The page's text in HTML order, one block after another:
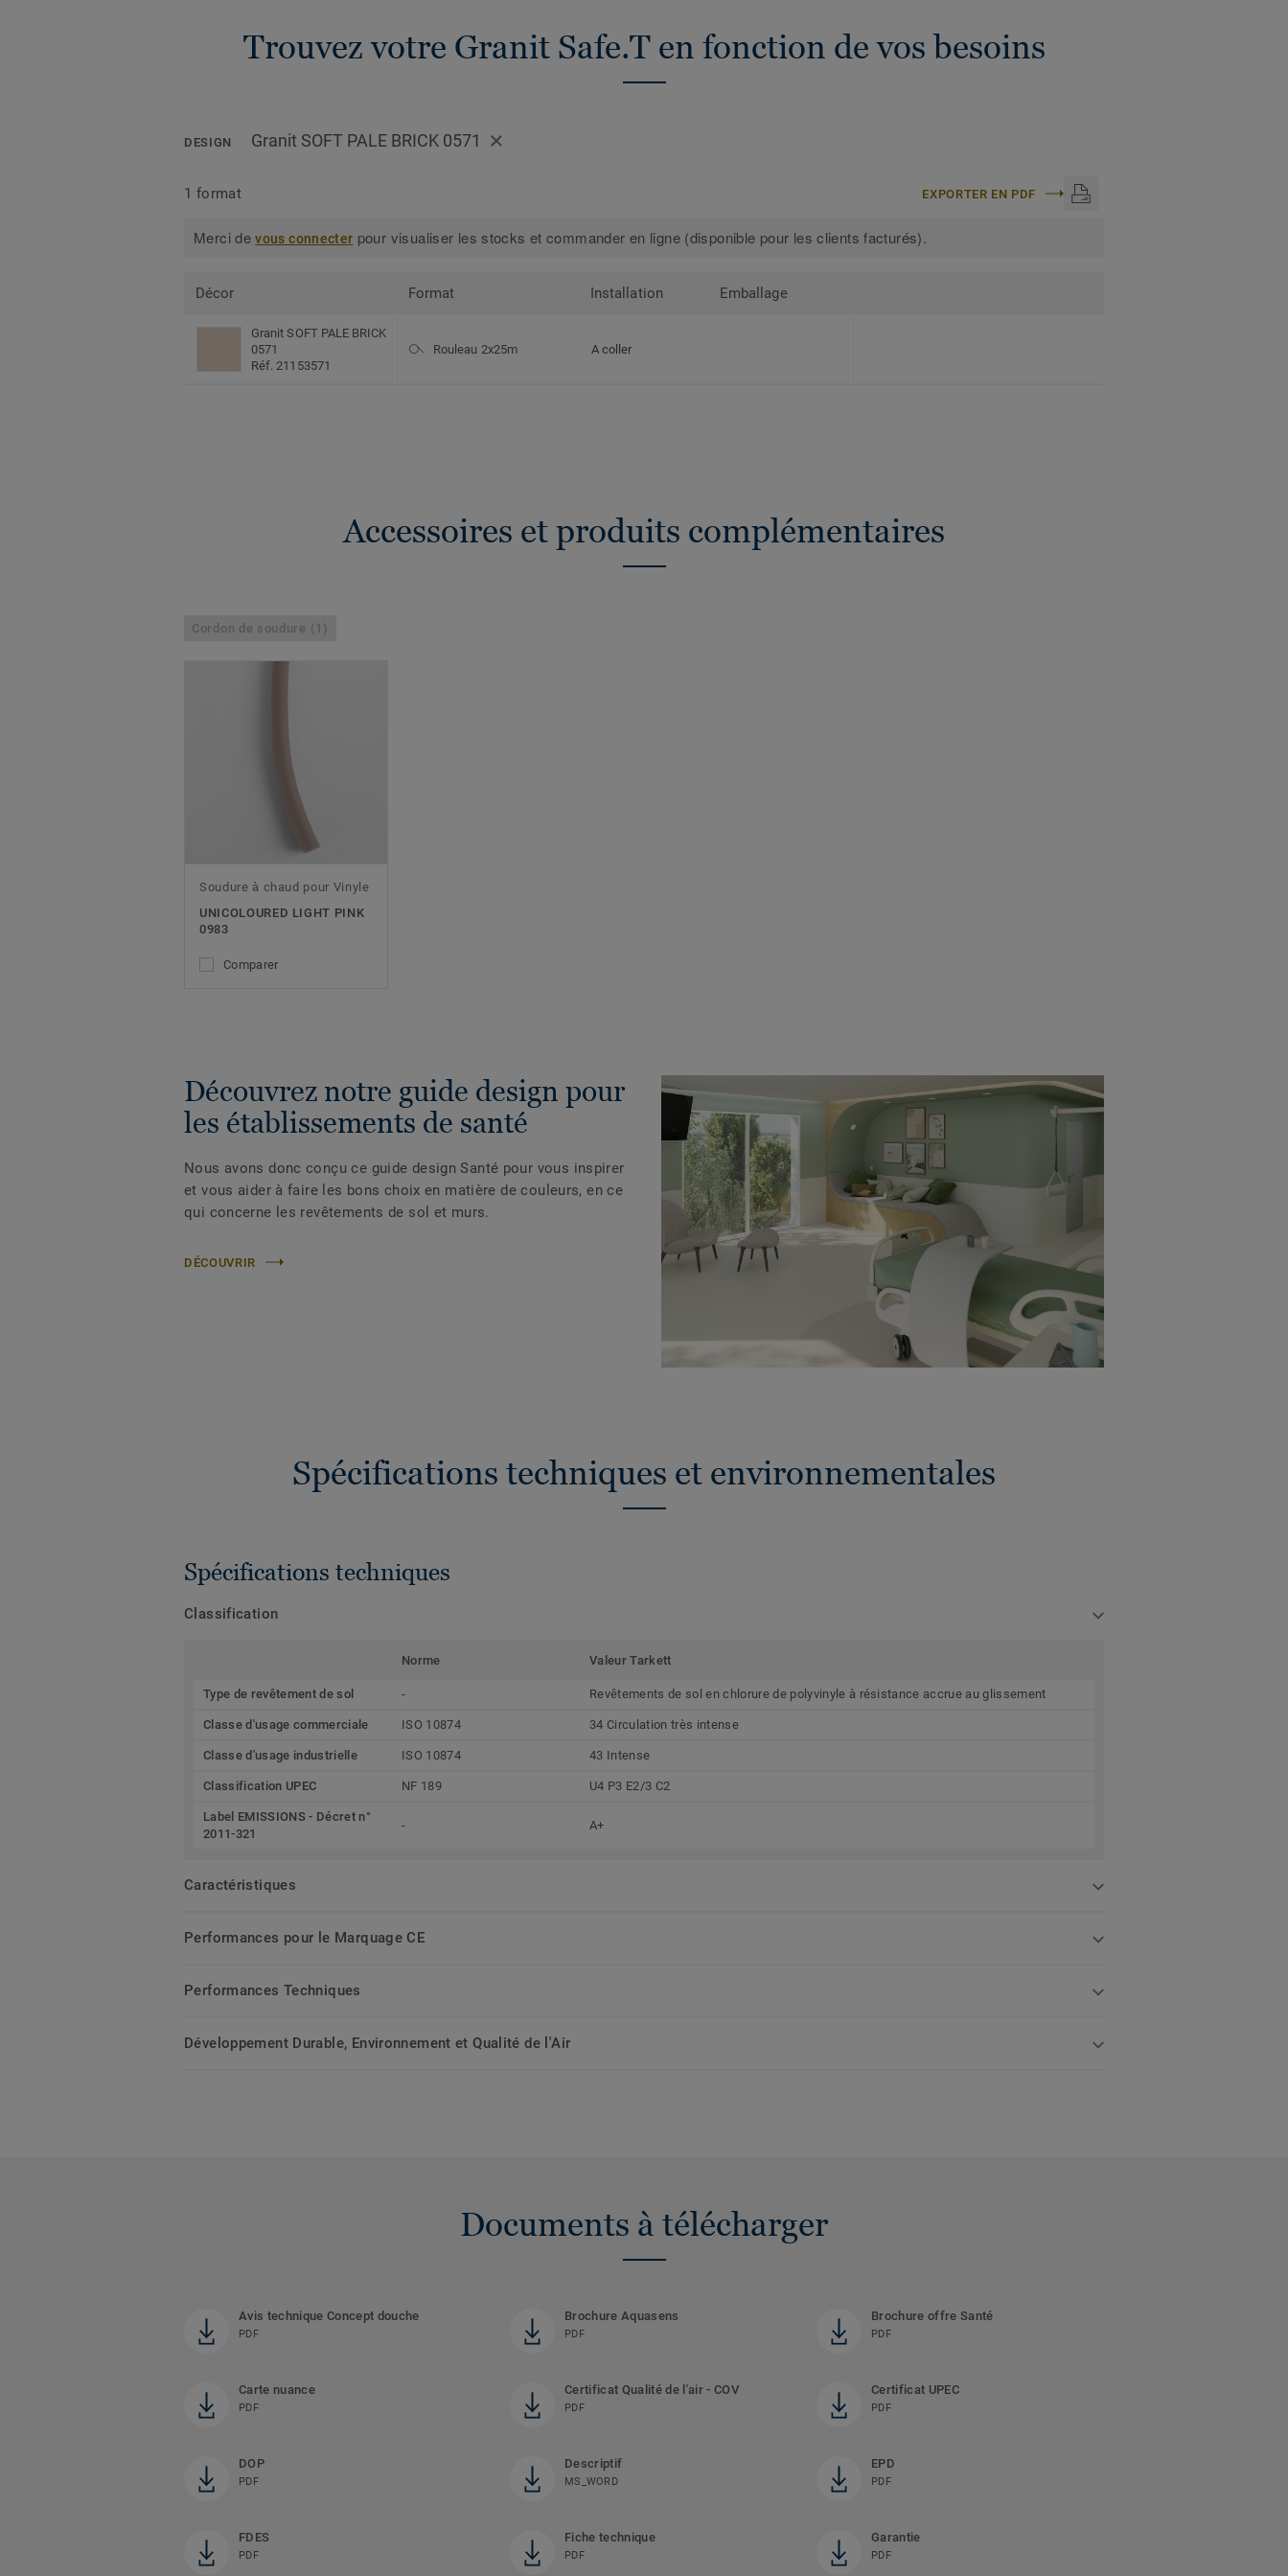
Trouvez votre Granit Safe.T en fonction de vos besoins
DESIGN Granit SOFT PALE BRICK 0571
1 format EXPORTER EN PDF
Merci devous connecter pour visualiser les stocks et commander en ligne (disponible pour les clients facturés).
Décor Format Installation Emballage
Granit SOFT PALE BRICK
0571
Réf. 21153571
Rouleau 2x25m A coller
Accessoires et produits complémentaires
Cordon de soudure (1)
Soudure à chaud pour Vinyle
UNICOLOURED LIGHT PINK
0983
Comparer
Découvrez notre guide design pour
les établissements de santé
Nous avons donc conçu ce guide design Santé pour vous inspirer
et vous aider à faire les bons choix en matière de couleurs, en ce
qui concerne les revêtements de sol et murs.
DÉCOUVRIR
Spécifications techniques et environnementales
Spécifications techniques
Classification
Norme Valeur Tarkett
Type de revêtement de sol - Revêtements de sol en chlorure de polyvinyle à résistance accrue au glissement
Classe d'usage commerciale ISO 10874 34 Circulation très intense
Classe d'usage industrielle ISO 10874 43 Intense
Classification UPEC NF 189 U4 P3 E2/3 C2
Label EMISSIONS - Décret n°
2011-321
- A+
Caractéristiques
Performances pour le Marquage CE
Performances Techniques
Développement Durable, Environnement et Qualité de l'Air
Documents à télécharger
Avis technique Concept douche
PDF
Brochure Aquasens
PDF
Brochure offre Santé
PDF
Carte nuance
PDF
Certificat Qualité de l'air - COV
PDF
Certificat UPEC
PDF
DOP
PDF
Descriptif
MS_WORD
EPD
PDF
FDES
PDF
Fiche technique
PDF
Garantie
PDF